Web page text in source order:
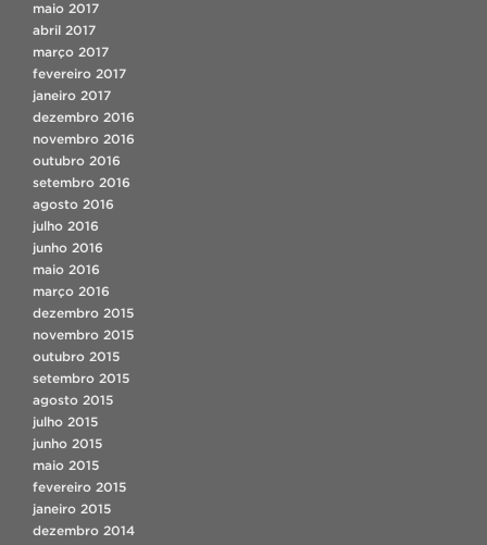
maio 2017
abril 2017
março 2017
fevereiro 2017
janeiro 2017
dezembro 2016
novembro 2016
outubro 2016
setembro 2016
agosto 2016
julho 2016
junho 2016
maio 2016
março 2016
dezembro 2015
novembro 2015
outubro 2015
setembro 2015
agosto 2015
julho 2015
junho 2015
maio 2015
fevereiro 2015
janeiro 2015
dezembro 2014